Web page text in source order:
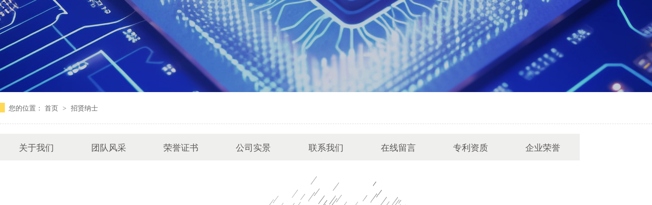
您的位置： 首页 > 招贤纳士
关于我们 团队风采 荣誉证书 公司实景 联系我们 在线留言 专利资质 企业荣誉